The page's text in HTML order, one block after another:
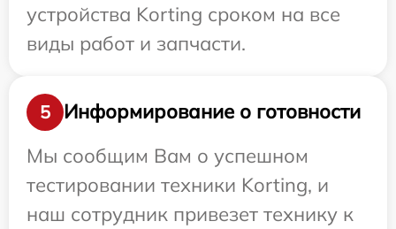
устройства Korting сроком на все
виды работ и запчасти.
5
Информирование о готовности
Мы сообщим Вам о успешном
тестировании техники Korting, и
наш сотрудник привезет технику к